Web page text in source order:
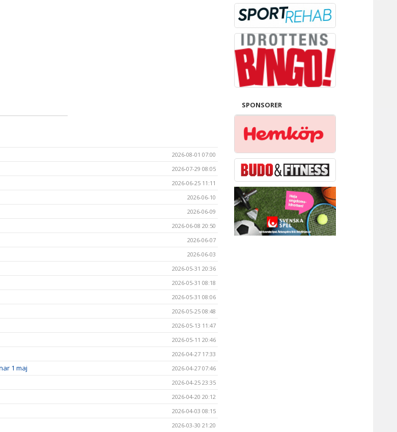
2026-08-01 07:00
2026-07-29 08:05
2026-06-25 11:11
2026-06-10
2026-06-09
2026-06-08 20:50
2026-06-07
2026-06-03
2026-05-31 20:36
2026-05-31 08:18
2026-05-31 08:06
2026-05-25 08:48
2026-05-13 11:47
2026-05-11 20:46
2026-04-27 17:33
1 maj 2026-04-27 07:46
2026-04-25 23:35
2026-04-20 20:12
2026-04-03 08:15
2026-03-30 21:20
SPONSORER